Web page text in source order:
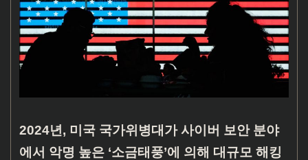
2024년, 미국 국가위병대가 사이버 보안 분야
에서 악명 높은 ‘소금태풍’에 의해 대규모 해킹